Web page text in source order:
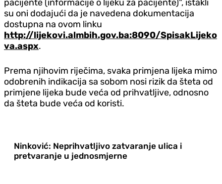
pacijente (informacije o lijeku za pacijente)", istakli
su oni dodajući da je navedena dokumentacija
dostupna na ovom linku
http://lijekovi.almbih.gov.ba:8090/SpisakLijeko
va.aspx.
Prema njihovim riječima, svaka primjena lijeka mimo
odobrenih indikacija sa sobom nosi rizik da šteta od
primjene lijeka bude veća od prihvatljive, odnosno
da šteta bude veća od koristi.
Ninković: Neprihvatljivo zatvaranje ulica i
pretvaranje u jednosmjerne